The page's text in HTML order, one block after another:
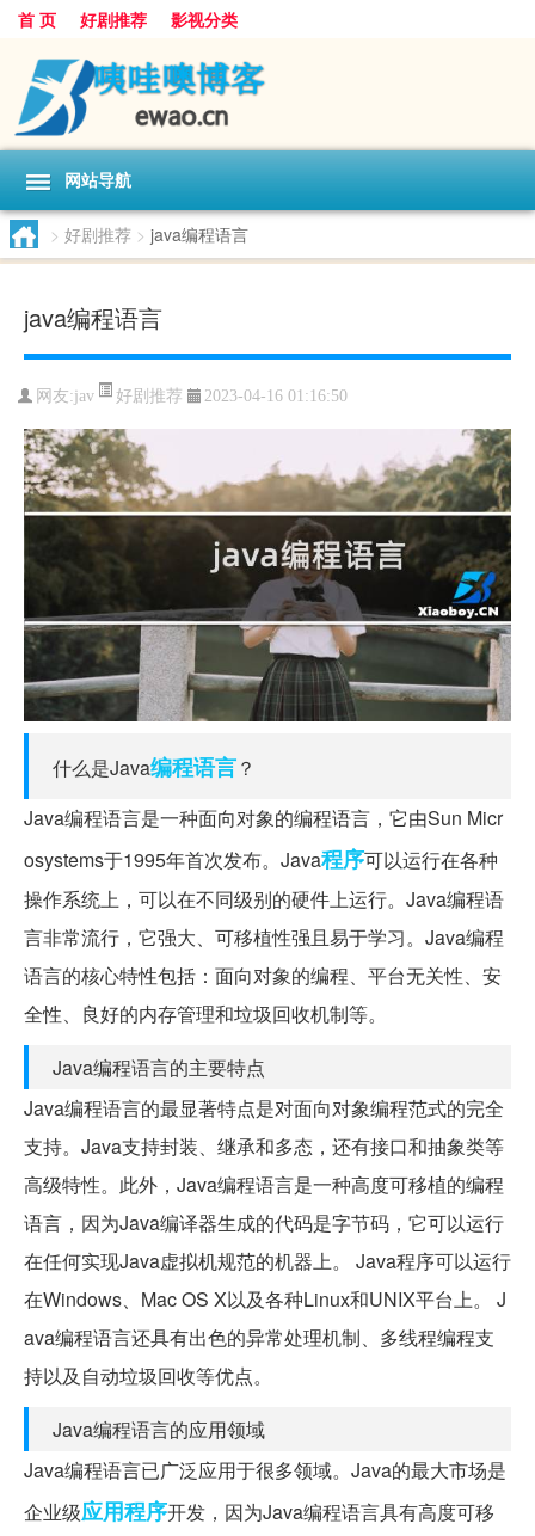
首 页 好剧推荐 影视分类
网站导航
> 好剧推荐 > java编程语言
java编程语言
网友:jav 好剧推荐 2023-04-16 01:16:50
什么是Java编程语言？
Java编程语言是一种面向对象的编程语言，它由Sun Micr
osystems于1995年首次发布。Java程序可以运行在各种
操作系统上，可以在不同级别的硬件上运行。Java编程语
言非常流行，它强大、可移植性强且易于学习。Java编程
语言的核心特性包括：面向对象的编程、平台无关性、安
全性、良好的内存管理和垃圾回收机制等。
Java编程语言的主要特点
Java编程语言的最显著特点是对面向对象编程范式的完全
支持。Java支持封装、继承和多态，还有接口和抽象类等
高级特性。此外，Java编程语言是一种高度可移植的编程
语言，因为Java编译器生成的代码是字节码，它可以运行
在任何实现Java虚拟机规范的机器上。 Java程序可以运行
在Windows、Mac OS X以及各种Linux和UNIX平台上。 J
ava编程语言还具有出色的异常处理机制、多线程编程支
持以及自动垃圾回收等优点。
Java编程语言的应用领域
Java编程语言已广泛应用于很多领域。Java的最大市场是
企业级应用程序开发，因为Java编程语言具有高度可移